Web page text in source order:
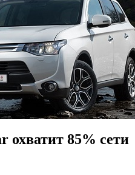
охватит 85% сети